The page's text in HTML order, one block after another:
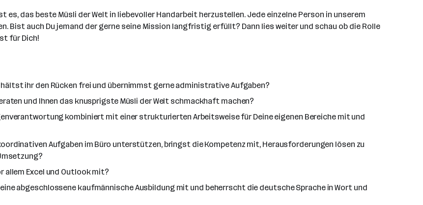
es, das beste Müsli der Welt in liebevoller Handarbeit herzustellen. Jede einzelne Person in unserem
Bist auch Du jemand der gerne seine Mission langfristig erfüllt? Dann lies weiter und schau ob die Rolle
für Dich!
ihr den Rücken frei und übernimmst gerne administrative Aufgaben?
und Ihnen das knusprigste Müsli der Welt schmackhaft machen?
kombiniert mit einer strukturierten Arbeitsweise für Deine eigenen Bereiche mit und
Aufgaben im Büro unterstützen, bringst die Kompetenz mit, Herausforderungen lösen zu
allem Excel und Outlook mit?
abgeschlossene kaufmännische Ausbildung mit und beherrscht die deutsche Sprache in Wort und